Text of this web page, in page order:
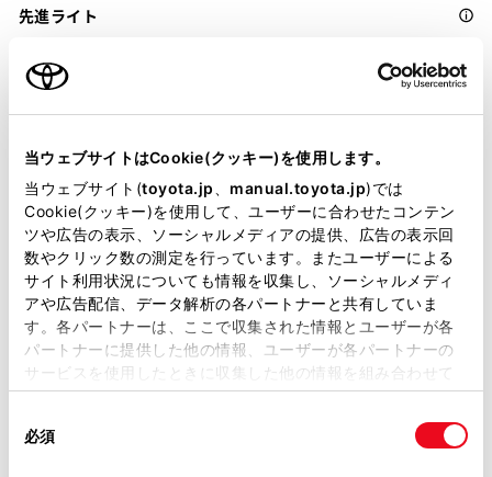
当ウェブサイトはCookie(クッキー)を使用します。
当ウェブサイト(toyota.jp manual.toyota.jp)では
Cookie(クッキー)を使用して、ユーザーに合わせたコンテン
ツや広告の表示、ソーシャルメディアの提供、広告の表示回
数やクリック数の測定を行っています。またユーザーによる
サイト利用状況についても情報を収集し、ソーシャルメディ
アや広告配信、データ解析の各パートナーと共有していま
す。各パートナーは、ここで収集された情報とユーザーが各
パートナーに提供した他の情報、ユーザーが各パートナーの
サービスを使用したときに収集した他の情報を組み合わせて
使用することがあります。当ウェブサイトの使用を続行する
必須
先進ライト
ブラインドスポットモニター（後側方検知）
ドライブレコーダー
※ 記録媒体(SDカード等)は別途ご購入いただく場合がございます
ペダル踏み間違い急発進抑制装置
ｲﾝﾃﾘｼﾞｪﾝﾄｸﾘｱﾗﾝｽｿﾅｰ・ｽﾏｰﾄｱｼｽﾄ